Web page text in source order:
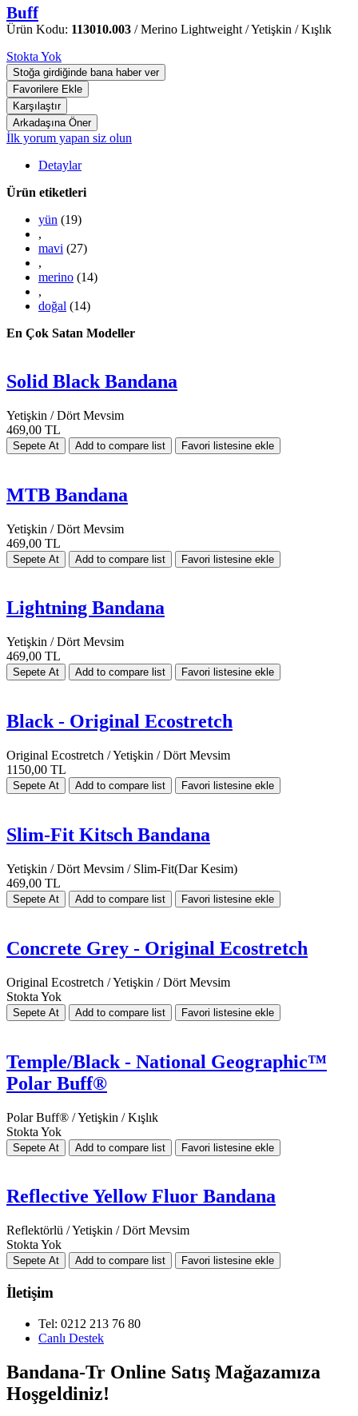
Buff
Ürün Kodu: 113010.003 / Merino Lightweight / Yetişkin / Kışlık
Stokta Yok
İlk yorum yapan siz olun
Detaylar
Ürün etiketleri
yün (19)
,
mavi (27)
,
merino (14)
,
doğal (14)
En Çok Satan Modeller
Solid Black Bandana
Yetişkin / Dört Mevsim
469,00 TL
MTB Bandana
Yetişkin / Dört Mevsim
469,00 TL
Lightning Bandana
Yetişkin / Dört Mevsim
469,00 TL
Black - Original Ecostretch
Original Ecostretch / Yetişkin / Dört Mevsim
1150,00 TL
Slim-Fit Kitsch Bandana
Yetişkin / Dört Mevsim / Slim-Fit(Dar Kesim)
469,00 TL
Concrete Grey - Original Ecostretch
Original Ecostretch / Yetişkin / Dört Mevsim
Stokta Yok
Temple/Black - National Geographic™
Polar Buff®
Polar Buff® / Yetişkin / Kışlık
Stokta Yok
Reflective Yellow Fluor Bandana
Reflektörlü / Yetişkin / Dört Mevsim
Stokta Yok
İletişim
Tel: 0212 213 76 80
Canlı Destek
Bandana-Tr Online Satış Mağazamıza
Hoşgeldiniz!